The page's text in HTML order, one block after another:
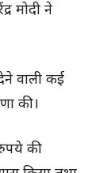
मोदी ने
वाली कई
की।
की